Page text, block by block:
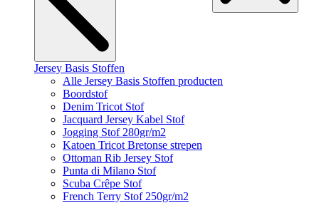
Jersey Basis Stoffen
Alle Jersey Basis Stoffen producten
Boordstof
Denim Tricot Stof
Jacquard Jersey Kabel Stof
Jogging Stof 280gr/m2
Katoen Tricot Bretonse strepen
Ottoman Rib Jersey Stof
Punta di Milano Stof
Scuba Crêpe Stof
French Terry Stof 250gr/m2